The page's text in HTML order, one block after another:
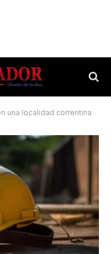
una localidad correntina